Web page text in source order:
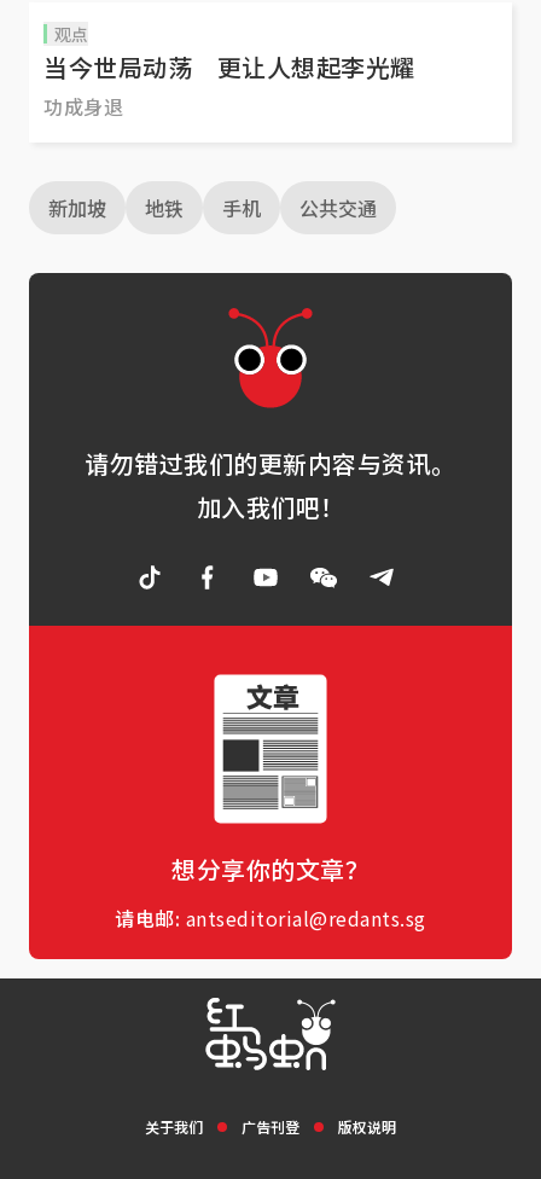
观点
当今世局动荡 更让人想起李光耀
功成身退
新加坡 地铁 手机 公共交通
请勿错过我们的更新内容与资讯。
加入我们吧！
想分享你的文章？
请电邮: antseditorial@redants.sg
关于我们 广告刊登 版权说明